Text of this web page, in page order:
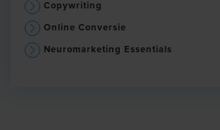
Copywriting
Online Conversie
Neuromarketing Essentials